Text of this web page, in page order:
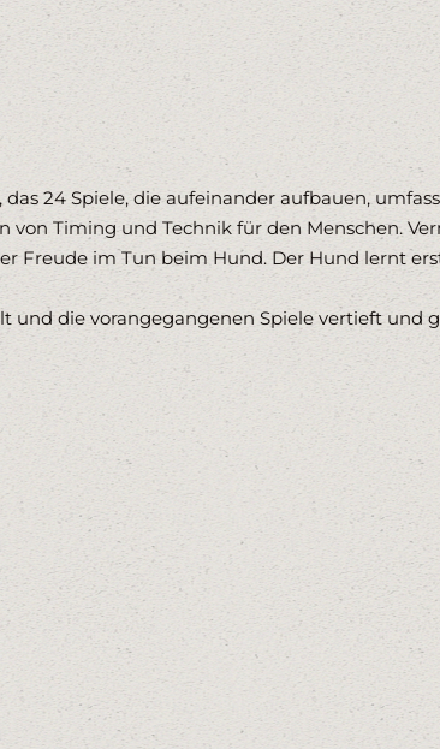
24 Spiele, die aufeinander aufbauen,
von Timing und Technik für den Menschen.
Freude im Tun beim Hund. Der Hund lernt
und die vorangegangenen Spiele vertieft und